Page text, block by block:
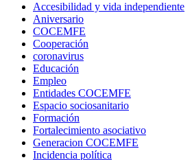
Accesibilidad y vida independiente
Aniversario
COCEMFE
Cooperación
coronavirus
Educación
Empleo
Entidades COCEMFE
Espacio sociosanitario
Formación
Fortalecimiento asociativo
Generacion COCEMFE
Incidencia política